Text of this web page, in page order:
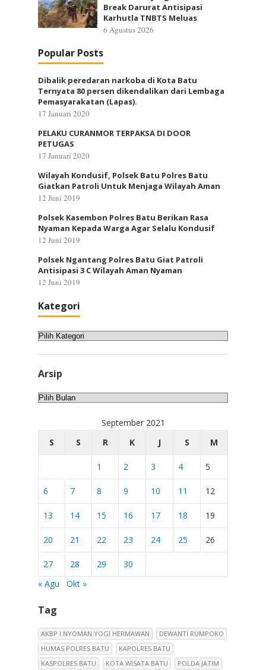
Break Darurat Antisipasi
Karhutla TNBTS Meluas
6 Agustus 2026
Popular Posts
Dibalik peredaran narkoba di Kota Batu
Ternyata 80 persen dikendalikan dari Lembaga
Pemasyarakatan (Lapas).
17 Januari 2020
PELAKU CURANMOR TERPAKSA DI DOOR
PETUGAS
17 Januari 2020
Wilayah Kondusif, Polsek Batu Polres Batu
Giatkan Patroli Untuk Menjaga Wilayah Aman
12 Juni 2019
Polsek Kasembon Polres Batu Berikan Rasa
Nyaman Kepada Warga Agar Selalu Kondusif
12 Juni 2019
Polsek Ngantang Polres Batu Giat Patroli
Antisipasi 3 C Wilayah Aman Nyaman
12 Juni 2019
Kategori
Kategori
Arsip
Arsip
September 2021
S
S R K J S M
1 2 3 4 5
6 7 8 9 10 11 12
13 14 15 16 17 18 19
20 21 22 23 24 25 26
27 28 29
30
« Agu
Okt »
Tag
AKBP I NYOMAN YOGI HERMAWAN
DEWANTI RUMPOKO
HUMAS POLRES BATU
KAPOLRES BATU
KASPOLRES BATU
KOTA WISATA BATU POLDA JATIM